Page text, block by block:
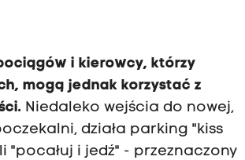
i kierowcy, którzy
mogą jednak korzystać z
Niedaleko wejścia do nowej,
działa parking "kiss
"pocałuj i jedź" - przeznaczony